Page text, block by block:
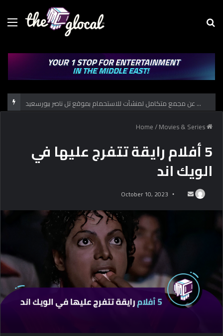
Menu
حكاية الكشف عن مجمع متكامل لمنشآت للاستحمام بموقع تل ناصر ببورسعيد
/Movies & Series
5 أفلام رايقة تتفرج عليها في
الويك اند
m
a
i
October 10, 2023